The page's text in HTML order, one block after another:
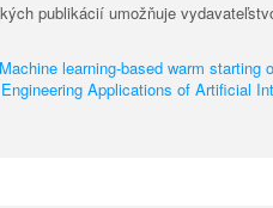
publikácií umožňuje
learning-based warm starting
Applications of Artificial